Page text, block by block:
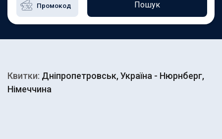
Пошук
Квитки: Дніпропетровськ, Україна - Нюрнберг,
Німеччина